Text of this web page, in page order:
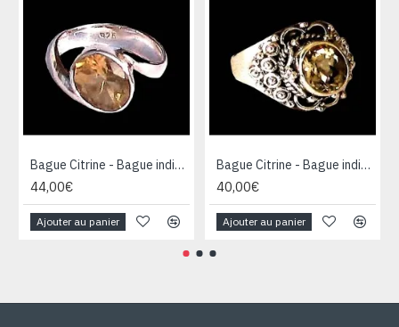
Bague Citrine - Bague indienne - Bijoux indiens
44,00€
Ajouter au panier
Bague Citrine - Bague indienne - Bijoux indiens
40,00€
Ajouter au panier